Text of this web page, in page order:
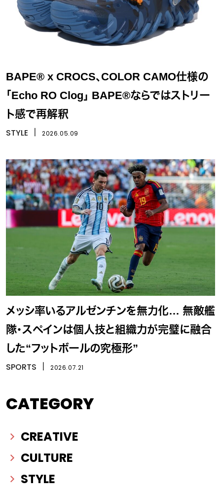
BAPE® x CROCS、COLOR CAMO仕様の
「Echo RO Clog」 BAPE®ならではストリー
ト感で再解釈
STYLE 2026.05.09
メッシ率いるアルゼンチンを無力化… 無敵艦
隊・スペインは個人技と組織力が完璧に融合
した“フットボールの究極形”
SPORTS 2026.07.21
CATEGORY
CREATIVE
CULTURE
STYLE